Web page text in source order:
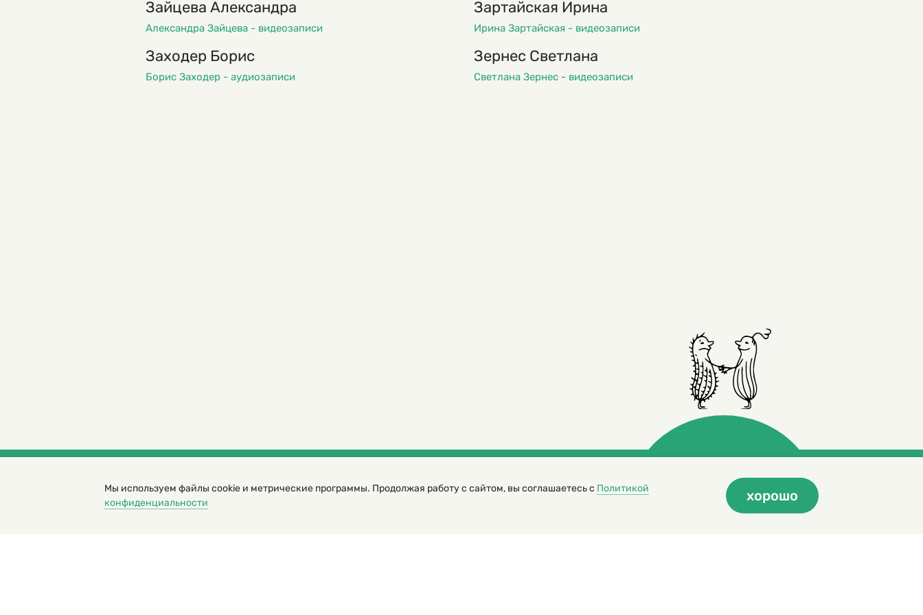
Зайцева Александра
Александра Зайцева - видеозаписи
Зартайская Ирина
Ирина Зартайская - видеозаписи
Заходер Борис
Борис Заходер - аудиозаписи
Зернес Светлана
Светлана Зернес - видеозаписи
© 2000 – 2026. Кукумбер. Литературный иллюстрированный журнал для детей
Копирование материалов возможно только с разрешения редакторов сайта
Мы используем файлы cookie и метрические программы. Продолжая работу с сайтом, вы соглашаетесь с Политикой
конфиденциальности
хорошо